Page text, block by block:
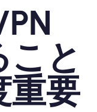
と
重要